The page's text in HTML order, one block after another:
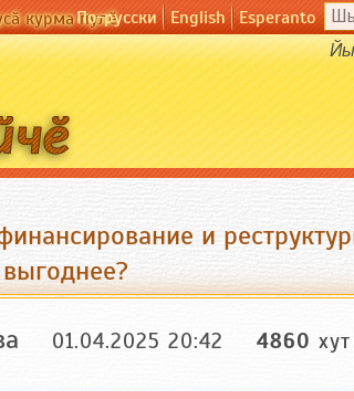
курма пулӗПо-русски English Esperanto
и
01.04.2025 20:42 4860